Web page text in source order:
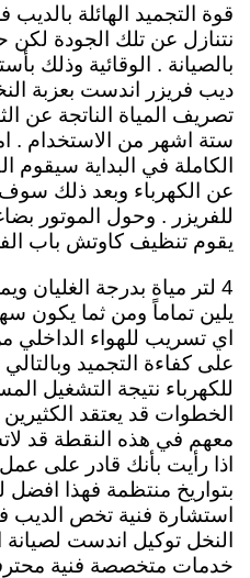
قوة التجميد الهائلة بالديب
نتنازل عن تلك الجودة لكن
بالصيانة . الوقائية وذلك
ديب فريزر اندست بعزبة
تصريف المياة الناتجة عن
ستة اشهر من الاستخدام .
الكاملة في البداية سيقوم
عن الكهرباء وبعد ذلك
للفريزر . وحول الموتور
يقوم تنظيف كاوتش باب
4 لتر مياة بدرجة
يلين تماماً ومن ثما يكون
اي تسريب للهواء الداخلي
على كفاءة التجميد
للكهرباء نتيجة التشغيل
الخطوات قد يعتقد
معهم في هذه النقطة قد
اذا رأيت بأنك قادر على
بتواريخ منتظمة فهذا افضل
استشارة فنية تخص الديب
النخل توكيل اندست لصيانة
خدمات متخصصة فنية